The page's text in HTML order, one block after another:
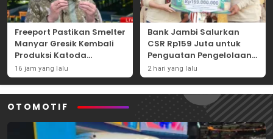
Freeport Pastikan Smelter
Manyar Gresik Kembali
Produksi Katoda
Tembaga Mulai
September 2026
16 jam yang lalu
Bank Jambi Salurkan
CSR Rp159 Juta untuk
Penguatan Pengelolaan
Sampah di Tanjung
Jabung Barat
2 hari yang lalu
OTOMOTIF